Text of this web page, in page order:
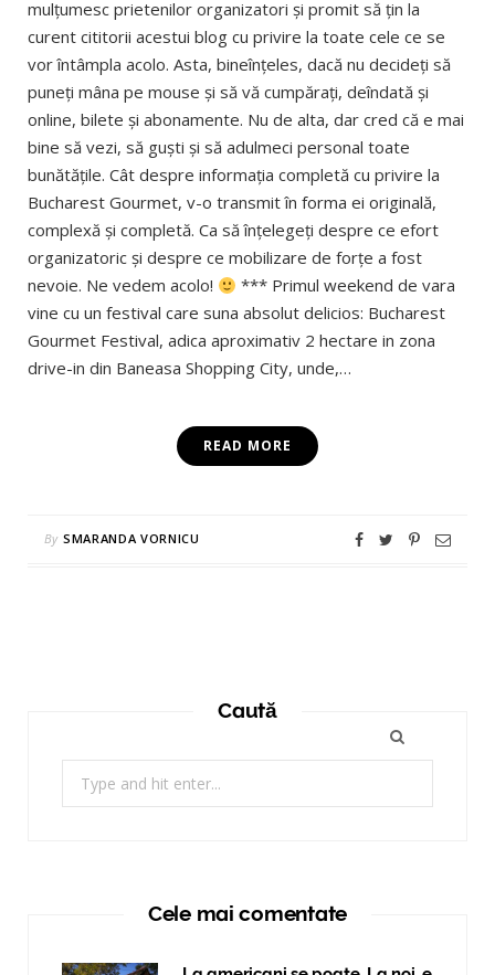
mulţumesc prietenilor organizatori şi promit să ţin la
curent cititorii acestui blog cu privire la toate cele ce se
vor întâmpla acolo. Asta, bineînţeles, dacă nu decideţi să
puneţi mâna pe mouse şi să vă cumpăraţi, deîndată şi
online, bilete şi abonamente. Nu de alta, dar cred că e mai
bine să vezi, să guşti şi să adulmeci personal toate
bunătăţile. Cât despre informaţia completă cu privire la
Bucharest Gourmet, v-o transmit în forma ei originală,
complexă şi completă. Ca să înţelegeţi despre ce efort
organizatoric şi despre ce mobilizare de forţe a fost
nevoie. Ne vedem acolo!
*** Primul weekend de vara
vine cu un festival care suna absolut delicios: Bucharest
Gourmet Festival, adica aproximativ 2 hectare in zona
drive-in din Baneasa Shopping City, unde,…
READ MORE
By SMARANDA VORNICU
Caută
for:
Cele mai comentate